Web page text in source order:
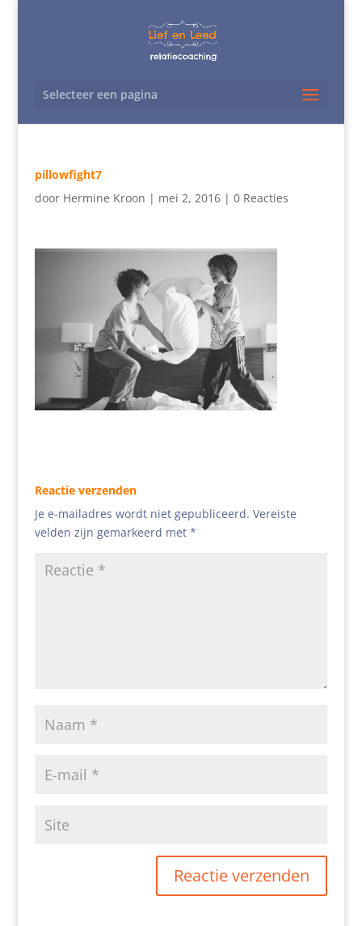
Selecteer een pagina
pillowfight7
door Hermine Kroon | mei 2, 2016| 0 Reacties
Reactie verzenden
Je e-mailadres wordt niet gepubliceerd. Vereiste
velden zijn gemarkeerd met *